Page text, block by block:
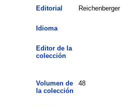
Editorial
Reichenberger
Idioma
Editor de la
colección
Volumen de
la colección
48